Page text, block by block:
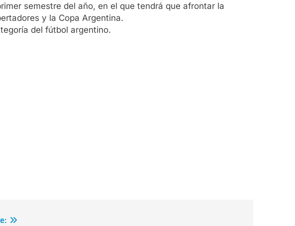
semestre del año, en el que tendrá que afrontar la
y la Copa Argentina.
del fútbol argentino.